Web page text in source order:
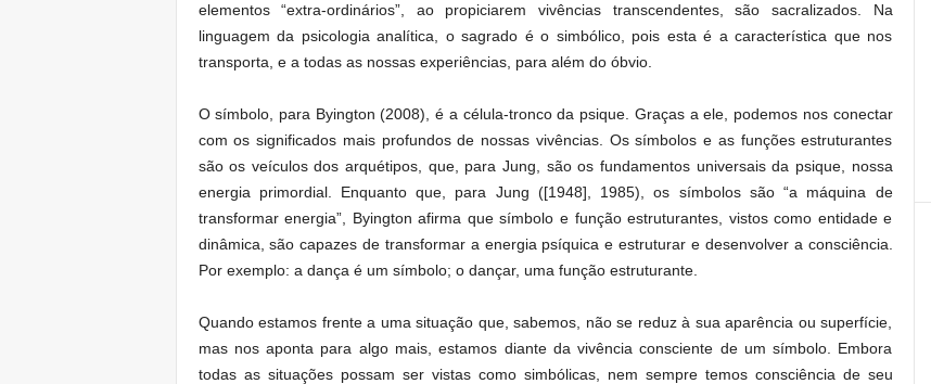
elementos “extra-ordinários”, ao propiciarem vivências transcendentes, são sacralizados. Na
linguagem da psicologia analítica, o sagrado é o simbólico, pois esta é a característica que nos
transporta, e a todas as nossas experiências, para além do óbvio.
O símbolo, para Byington (2008), é a célula-tronco da psique. Graças a ele, podemos nos conectar
com os significados mais profundos de nossas vivências. Os símbolos e as funções estruturantes
são os veículos dos arquétipos, que, para Jung, são os fundamentos universais da psique, nossa
energia primordial. Enquanto que, para Jung ([1948], 1985), os símbolos são “a máquina de
transformar energia”, Byington afirma que símbolo e função estruturantes, vistos como entidade e
dinâmica, são capazes de transformar a energia psíquica e estruturar e desenvolver a consciência.
Por exemplo: a dança é um símbolo; o dançar, uma função estruturante.
Quando estamos frente a uma situação que, sabemos, não se reduz à sua aparência ou superfície,
mas nos aponta para algo mais, estamos diante da vivência consciente de um símbolo. Embora
todas as situações possam ser vistas como simbólicas, nem sempre temos consciência de seu